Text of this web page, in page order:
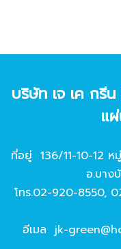
บริษัท เจ เค กรี
แ
ที่อยู่ 136/11-10-12
อ.บาง
โทร.02-920-8550,
อีเมล jk-